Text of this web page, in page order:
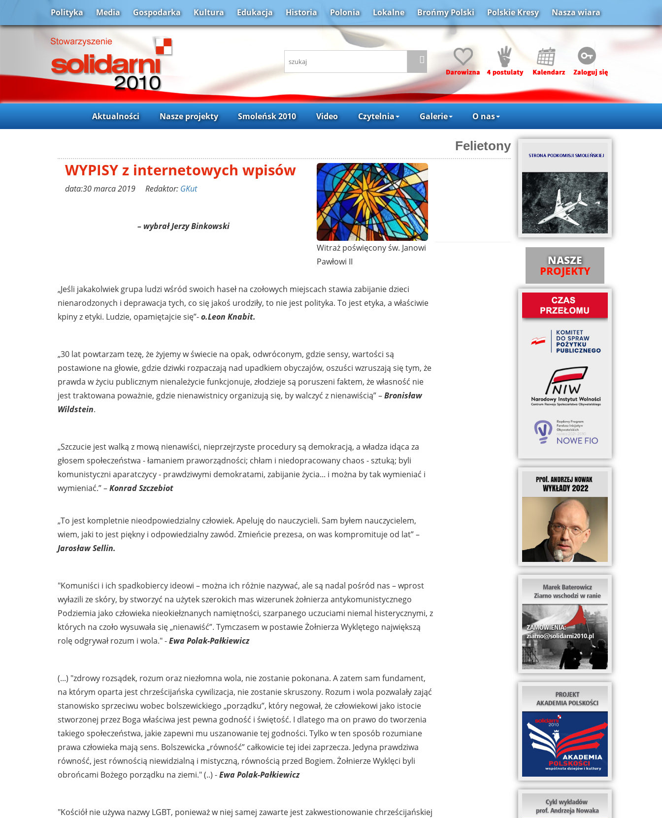
Polityka Media Gospodarka Kultura Edukacja Historia Polonia Lokalne Brońmy Polski Polskie Kresy Nasza wiara
Aktualności Nasze projekty Smoleńsk 2010 Video Czytelnia Galerie O nas
Felietony
WYPISY z internetowych wpisów
data:30 marca 2019 Redaktor: GKut
– wybrał Jerzy Binkowski
Witraż poświęcony św. Janowi
Pawłowi II
„Jeśli jakakolwiek grupa ludzi wśród swoich haseł na czołowych miejscach stawia zabijanie dzieci
nienarodzonych i deprawacja tych, co się jakoś urodziły, to nie jest polityka. To jest etyka, a właściwie
kpiny z etyki. Ludzie, opamiętajcie się”-o.Leon Knabit.
„30 lat powtarzam tezę, że żyjemy w świecie na opak, odwróconym, gdzie sensy, wartości są
postawione na głowie, gdzie dziwki rozpaczają nad upadkiem obyczajów, oszuści wzruszają się tym, że
prawda w życiu publicznym nienależycie funkcjonuje, złodzieje są poruszeni faktem, że własność nie
jest traktowana poważnie, gdzie nienawistnicy organizują się, by walczyć z nienawiścią” –Bronisław
Wildstein.
„Szczucie jest walką z mową nienawiści, nieprzejrzyste procedury są demokracją, a władza idąca za
głosem społeczeństwa - łamaniem praworządności; chłam i niedopracowany chaos - sztuką; byli
komunistyczni aparatczycy - prawdziwymi demokratami, zabijanie życia... i można by tak wymieniać i
wymieniać.” –Konrad Szczebiot
„To jest kompletnie nieodpowiedzialny człowiek. Apeluję do nauczycieli. Sam byłem nauczycielem,
wiem, jaki to jest piękny i odpowiedzialny zawód. Zmieńcie prezesa, on was kompromituje od lat” –
Jarosław Sellin.
"Komuniści i ich spadkobiercy ideowi – można ich różnie nazywać, ale są nadal pośród nas – wprost
wyłazili ze skóry, by stworzyć na użytek szerokich mas wizerunek żołnierza antykomunistycznego
Podziemia jako człowieka nieokiełznanych namiętności, szarpanego uczuciami niemal histerycznymi, z
których na czoło wysuwała się „nienawiść”. Tymczasem w postawie Żołnierza Wyklętego największą
rolę odgrywał rozum i wola." -Ewa Polak-Pałkiewicz
(...) "zdrowy rozsądek, rozum oraz niezłomna wola, nie zostanie pokonana. A zatem sam fundament,
na którym oparta jest chrześcijańska cywilizacja, nie zostanie skruszony. Rozum i wola pozwalały zająć
stanowisko sprzeciwu wobec bolszewickiego „porządku”, który negował, że człowiekowi jako istocie
stworzonej przez Boga właściwa jest pewna godność i świętość. I dlatego ma on prawo do tworzenia
takiego społeczeństwa, jakie zapewni mu uszanowanie tej godności. Tylko w ten sposób rozumiane
prawa człowieka mają sens. Bolszewicka „równość” całkowicie tej idei zaprzecza. Jedyna prawdziwa
równość, jest równością niewidzialną i mistyczną, równością przed Bogiem. Żołnierze Wyklęci byli
obrońcami Bożego porządku na ziemi." (..) -Ewa Polak-Pałkiewicz
"Kościół nie używa nazwy LGBT, ponieważ w niej samej zawarte jest zakwestionowanie chrześcijańskiej
NASZE
PROJEKTY